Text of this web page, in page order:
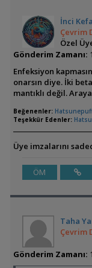
İnci
Çevrim
Özel
Gönderim Zamanı:
Enfeksiyon
onarsın diye. İki
mantıklı değil.
Beğenenler:
Teşekkür Edenler:
Üye imzalarını
ÖM
Taha
Çevrim
Gönderim Zamanı: